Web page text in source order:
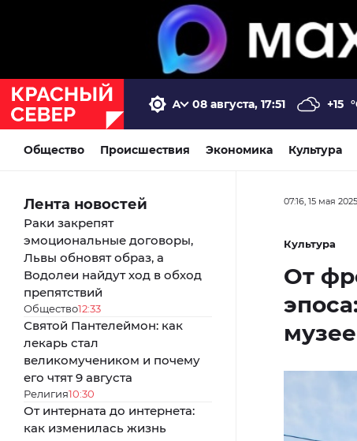
08 августа, 17:51 +15
Общество Происшествия Экономика Культура
Лента новостей
Раки закрепят
эмоциональные договоры,
Львы обновят образ, а
Водолеи найдут ход в обход
препятствий
Общество12:33
Святой Пантелеймон: как
лекарь стал
великомучеником и почему
его чтят 9 августа
Религия10:30
От интерната до интернета:
как изменилась жизнь
07:16, 15 мая 2025
Культура
От